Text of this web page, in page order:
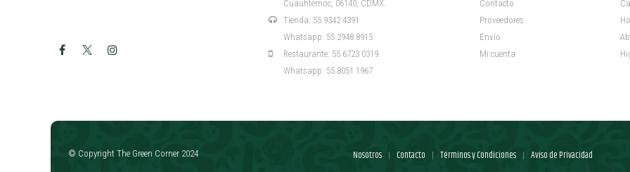
Cuauhtémoc, 06140, CDMX.
Tienda: 55 9342 4391
Whatsapp: 55 2948 8915
Restaurante: 55 6723 0319
Whatsapp: 55 8051 1967
Contacto
Proveedores
Envío
Mi cuenta ​
Nosotros | Contacto | Términos y Condiciones | Aviso de Privacidad
© Copyright The Green Corner 2024